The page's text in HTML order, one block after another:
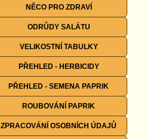
NĚCO PRO ZDRAVÍ
ODRŮDY SALÁTU
VELIKOSTNÍ TABULKY
PŘEHLED - HERBICIDY
PŘEHLED - SEMENA PAPRIK
ROUBOVÁNÍ PAPRIK
ZPRACOVÁNÍ OSOBNÍCH ÚDAJŮ